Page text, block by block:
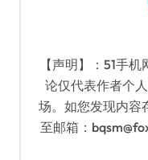
【声明】：51手
论仅代表作者个
场。如您发现内容
至邮箱：